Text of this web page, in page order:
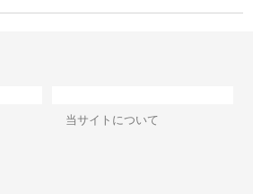
当サイトについて